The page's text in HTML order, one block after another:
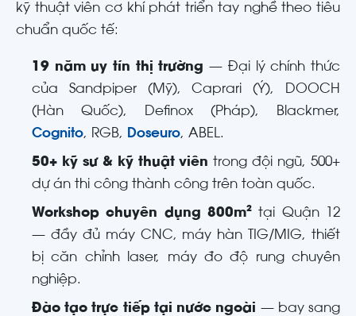
kỹ thuật viên cơ khí phát triển tay nghề theo tiêu
chuẩn quốc tế:
19 năm uy tín thị trường — Đại lý chính thức
của Sandpiper (Mỹ), Caprari (Ý), DOOCH
(Hàn Quốc), Definox (Pháp), Blackmer,
Cognito, RGB, Doseuro, ABEL.
50+ kỹ sư & kỹ thuật viên trong đội ngũ, 500+
dự án thi công thành công trên toàn quốc.
Workshop chuyên dụng 800m² tại Quận 12
— đầy đủ máy CNC, máy hàn TIG/MIG, thiết
bị căn chỉnh laser, máy đo độ rung chuyên
nghiệp.
Đào tạo trực tiếp tại nước ngoài — bay sang